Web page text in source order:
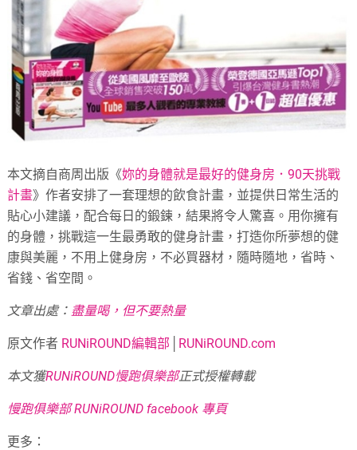
本文摘自商周出版《妳的身體就是最好的健身房．90天挑戰
計畫》作者安排了一套理想的飲食計畫，並提供日常生活的
貼心小建議，配合每日的鍛鍊，結果將令人驚喜。用你擁有
的身體，挑戰這一生最勇敢的健身計畫，打造你所夢想的健
康與美麗，不用上健身房，不必買器材，隨時隨地，省時、
省錢、省空間。
文章出處： 盡量喝，但不要熱量
原文作者 RUNiROUND編輯部 RUNiROUND.com
本文獲RUNiROUND慢跑俱樂部正式授權轉載
慢跑俱樂部 RUNiROUND facebook 專頁
更多：